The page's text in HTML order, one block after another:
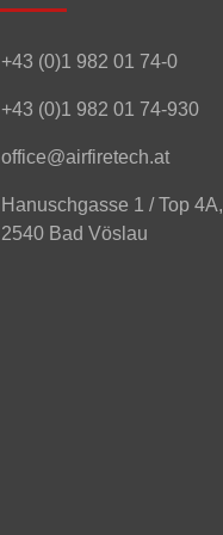
+43 (0)1 982 01 74-0
+43 (0)1 982 01 74-930
office@airfiretech.at
Hanuschgasse 1 / Top 4A,
2540 Bad Vöslau